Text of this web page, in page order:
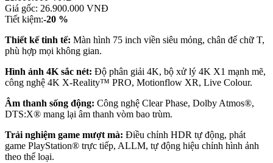
Giá gốc: 26.900.000 VNĐ
Tiết kiệm:-20 %
Thiết kế tinh tế: Màn hình 75 inch viền siêu mỏng, chân đế chữ T,
phù hợp mọi không gian.
Hình ảnh 4K sắc nét: Độ phân giải 4K, bộ xử lý 4K X1 mạnh mẽ,
công nghệ 4K X-Reality™ PRO, Motionflow XR, Live Colour.
Âm thanh sống động: Công nghệ Clear Phase, Dolby Atmos®,
DTS:X® mang lại âm thanh vòm bao trùm.
Trải nghiệm game mượt mà: Điều chỉnh HDR tự động, phát
game PlayStation® trực tiếp, ALLM, tự động hiệu chỉnh hình ảnh
theo thể loại.